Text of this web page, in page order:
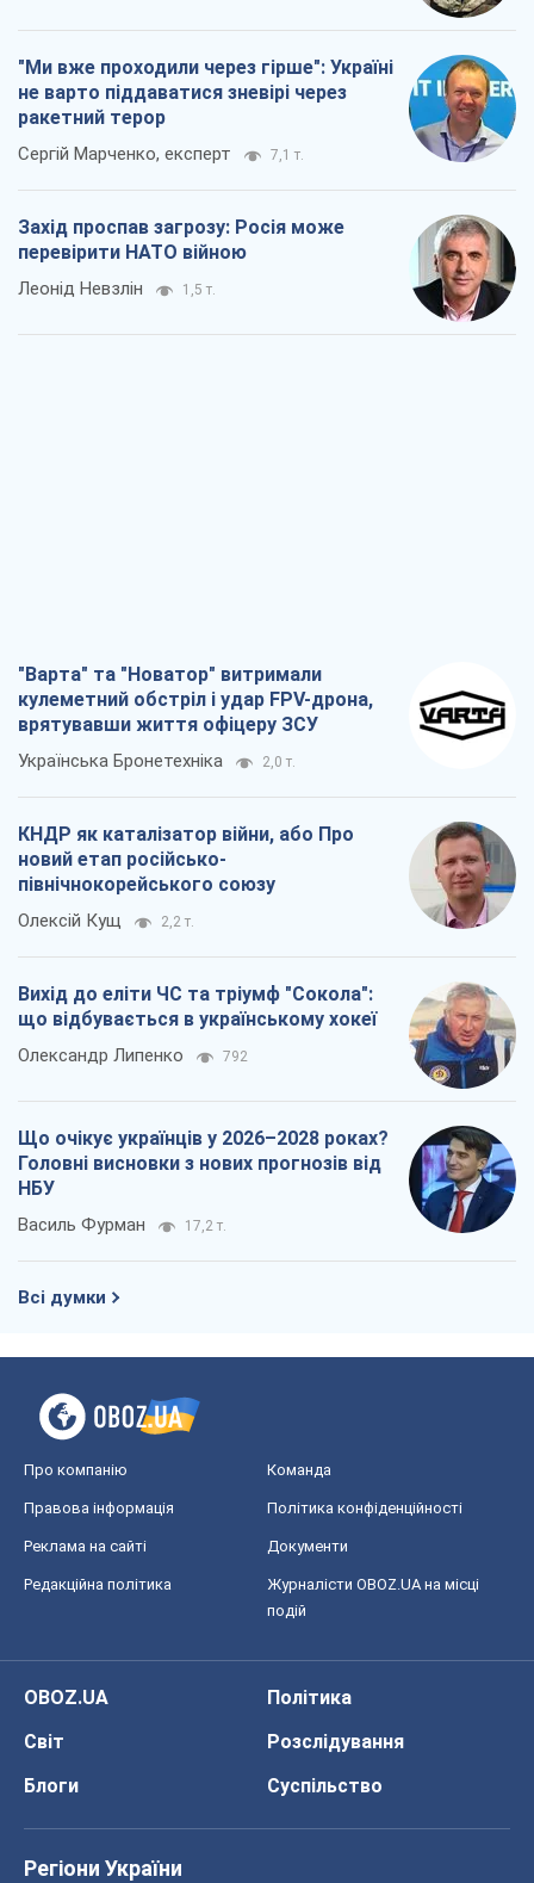
"Ми вже проходили через гірше": Україні
не варто піддаватися зневірі через
ракетний терор
Сергій Марченко, експерт 7,1 т.
Захід проспав загрозу: Росія може
перевірити НАТО війною
Леонід Невзлін 1,5 т.
"Варта" та "Новатор" витримали
кулеметний обстріл і удар FPV-дрона,
врятувавши життя офіцеру ЗСУ
Українська Бронетехніка 2,0 т.
КНДР як каталізатор війни, або Про
новий етап російсько-
північнокорейського союзу
Олексій Кущ 2,2 т.
Вихід до еліти ЧС та тріумф "Сокола":
що відбувається в українському хокеї
Олександр Липенко 792
Що очікує українців у 2026–2028 роках?
Головні висновки з нових прогнозів від
НБУ
Василь Фурман 17,2 т.
Всі думки
Про компанію Команда
Правова інформація Політика конфіденційності
Реклама на сайті Документи
Редакційна політика
Журналісти OBOZ.UA на місці
подій
OBOZ.UA
Політика
Світ
Розслідування
Блоги
Суспільство
Регіони України